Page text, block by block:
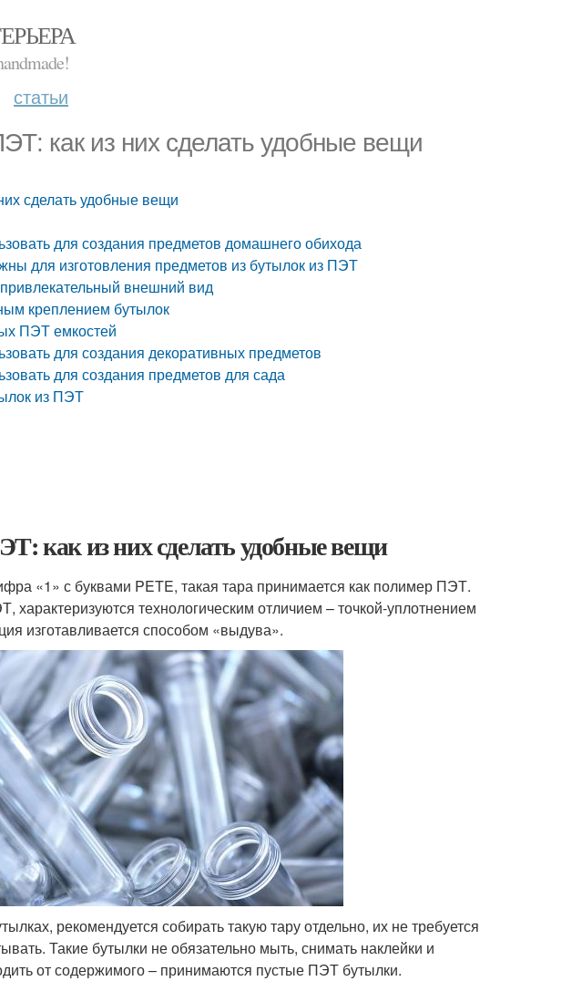
статьи
как из них сделать удобные вещи
сделать удобные вещи
для создания предметов домашнего обихода
для изготовления предметов из бутылок из ПЭТ
внешний вид
креплением бутылок
ПЭТ емкостей
для создания декоративных предметов
для создания предметов для сада
из ПЭТ
как из них сделать удобные вещи
«1» с буквами PETE, такая тара принимается как полимер ПЭТ.
характеризуются технологическим отличием – точкой-уплотнением
изготавливается способом «выдува».
рекомендуется собирать такую тару отдельно, их не требуется
Такие бутылки не обязательно мыть, снимать наклейки и
от содержимого – принимаются пустые ПЭТ бутылки.